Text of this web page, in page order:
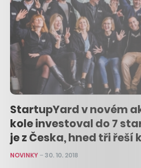
StartupYard v novém
kole investoval do 7
je z Česka, hned tři
NOVINKY–30. 10. 2018